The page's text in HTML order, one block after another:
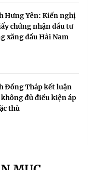
Hưng Yên: Kiến nghị
chứng nhận đầu tư
xăng dầu Hải Nam
Đồng Tháp kết luận
đủ điều kiện áp
thù